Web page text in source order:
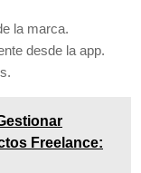
la marca.
desde la app.
Freelance: